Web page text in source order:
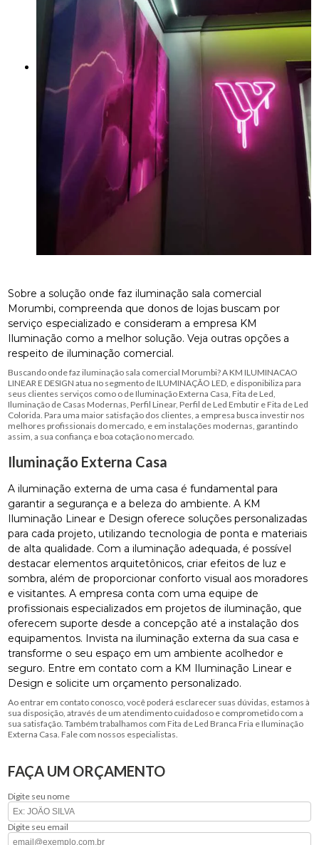
Sobre a solução onde faz iluminação sala comercial
Morumbi, compreenda que donos de lojas buscam por
serviço especializado e consideram a empresa KM
Iluminação como a melhor solução. Veja outras opções a
respeito de iluminação comercial.
Buscando onde faz iluminação sala comercial Morumbi? A KM ILUMINACAO
LINEAR E DESIGN atua no segmento de ILUMINAÇÃO LED, e disponibiliza para
seus clientes serviços como o de Iluminação Externa Casa, Fita de Led,
Iluminação de Casas Modernas, Perfil Linear, Perfil de Led Embutir e Fita de Led
Colorida. Para uma maior satisfação dos clientes, a empresa busca investir nos
melhores profissionais do mercado, e em instalações modernas, garantindo
assim, a sua confiança e boa cotação no mercado.
Iluminação Externa Casa
A iluminação externa de uma casa é fundamental para
garantir a segurança e a beleza do ambiente. A KM
Iluminação Linear e Design oferece soluções personalizadas
para cada projeto, utilizando tecnologia de ponta e materiais
de alta qualidade. Com a iluminação adequada, é possível
destacar elementos arquitetônicos, criar efeitos de luz e
sombra, além de proporcionar conforto visual aos moradores
e visitantes. A empresa conta com uma equipe de
profissionais especializados em projetos de iluminação, que
oferecem suporte desde a concepção até a instalação dos
equipamentos. Invista na iluminação externa da sua casa e
transforme o seu espaço em um ambiente acolhedor e
seguro. Entre em contato com a KM Iluminação Linear e
Design e solicite um orçamento personalizado.
Ao entrar em contato conosco, você poderá esclarecer suas dúvidas, estamos à
sua disposição, através de um atendimento cuidadoso e comprometido com a
sua satisfação. Também trabalhamos com Fita de Led Branca Fria e Iluminação
Externa Casa. Fale com nossos especialistas.
FAÇA UM ORÇAMENTO
Digite seu nome
Digite seu email